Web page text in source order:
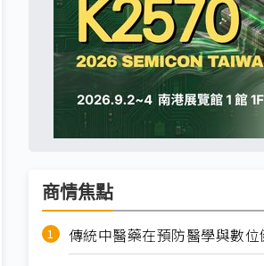
商情焦點
傳統中醫藥在預防醫學與數